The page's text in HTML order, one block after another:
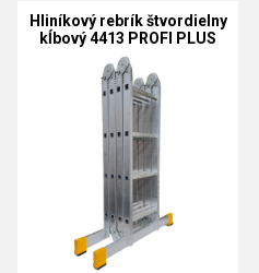
Hliníkový rebrík štvordielny
kĺbový 4413 PROFI PLUS